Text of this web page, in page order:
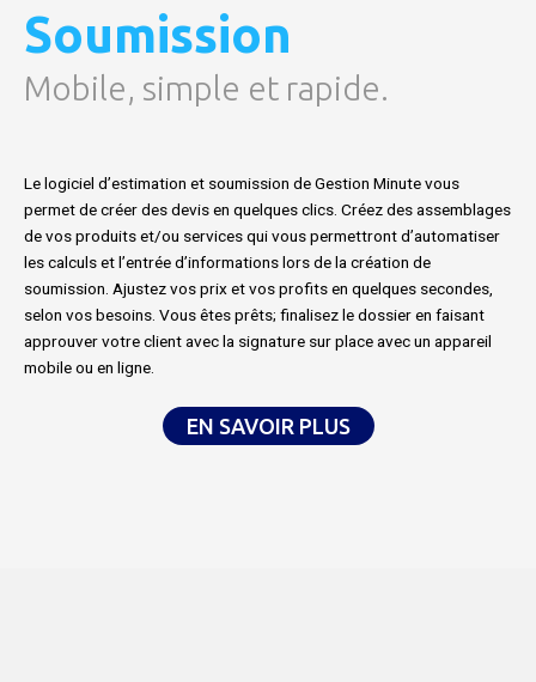
Soumission
Mobile, simple et rapide.
Le logiciel d’estimation et soumission de Gestion Minute vous
permet de créer des devis en quelques clics. Créez des assemblages
de vos produits et/ou services qui vous permettront d’automatiser
les calculs et l’entrée d’informations lors de la création de
soumission. Ajustez vos prix et vos profits en quelques secondes,
selon vos besoins. Vous êtes prêts; finalisez le dossier en faisant
approuver votre client avec la signature sur place avec un appareil
mobile ou en ligne.
EN SAVOIR PLUS